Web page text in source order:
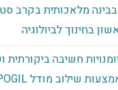
מלאכותית בקרב
בחינוך לביולוגיה
חשיבה ביקורתית